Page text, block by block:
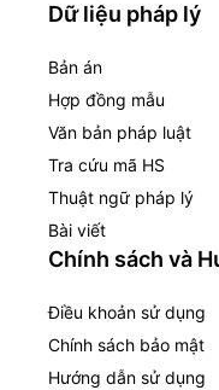
Dữ liệu pháp lý
Bản án
Hợp đồng mẫu
Văn bản pháp luật
Tra cứu mã HS
Thuật ngữ pháp lý
Bài viết
Chính sách và
Điều khoản sử dụng
Chính sách bảo mật
Hướng dẫn sử dụng